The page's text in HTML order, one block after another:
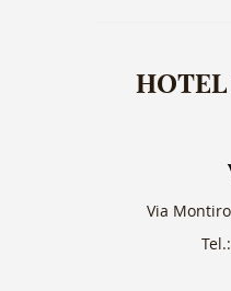
HOTEL
Via